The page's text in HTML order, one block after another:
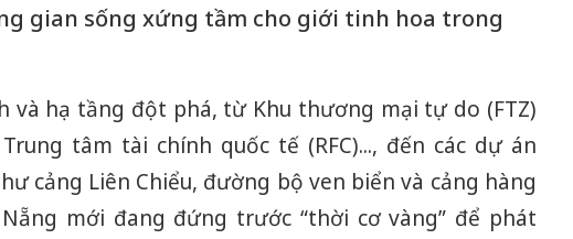
gian sống xứng tầm cho giới tinh hoa trong
và hạ tầng đột phá, từ Khu thương mại tự do (FTZ)
tâm tài chính quốc tế (RFC)..., đến các dự án
cảng Liên Chiểu, đường bộ ven biển và cảng hàng
mới đang đứng trước “thời cơ vàng” để phát